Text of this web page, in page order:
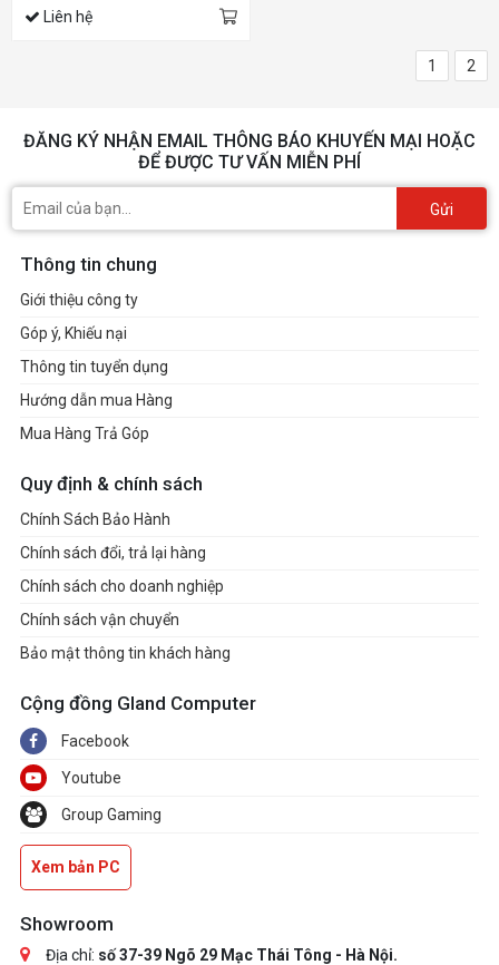
Liên hệ
1 2
ĐĂNG KÝ NHẬN EMAIL THÔNG BÁO KHUYẾN MẠI HOẶC
ĐỂ ĐƯỢC TƯ VẤN MIỄN PHÍ
Gửi
Thông tin chung
Giới thiệu công ty
Góp ý, Khiếu nại
Thông tin tuyển dụng
Hướng dẫn mua Hàng
Mua Hàng Trả Góp
Quy định & chính sách
Chính Sách Bảo Hành
Chính sách đổi, trả lại hàng
Chính sách cho doanh nghiệp
Chính sách vận chuyển
Bảo mật thông tin khách hàng
Cộng đồng Gland Computer
Facebook
Youtube
Group Gaming
Xem bản PC
Showroom
Địa chỉ: số 37-39 Ngõ 29 Mạc Thái Tông - Hà Nội.